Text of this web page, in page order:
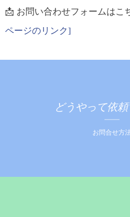
📩 お問い合わせフォームはこ
ページのリンク]
どうやって依
お問合せ方